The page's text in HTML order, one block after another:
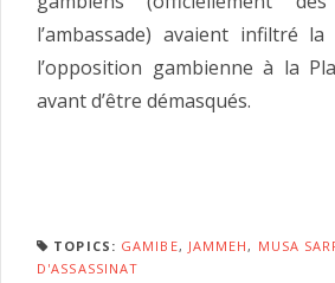
l’ambassade) avaient infiltré
l’opposition gambienne à la
avant d’être démasqués.
TOPICS: GAMIBE, JAMMEH, MUSA
D'ASSASSINAT